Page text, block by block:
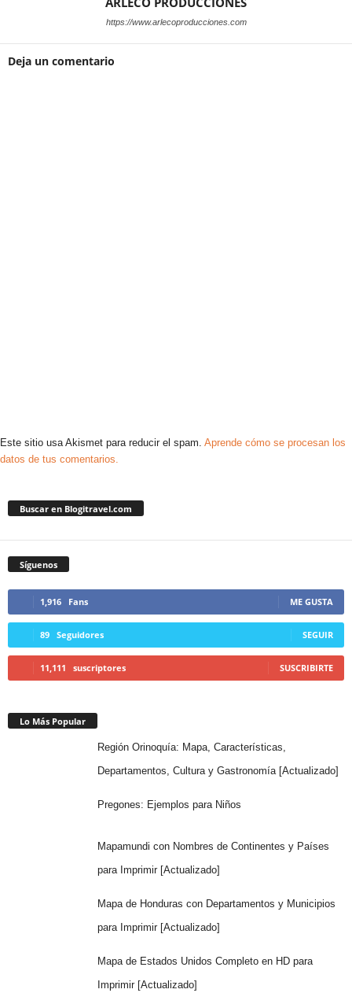
https://www.arlecoproducciones.com
Deja un comentario
Este sitio usa Akismet para reducir el spam. Aprende cómo se procesan los
datos de tus comentarios.
Buscar en Blogitravel.com
Síguenos
1,916 Fans ME GUSTA
89 Seguidores SEGUIR
11,111 suscriptores SUSCRIBIRTE
Lo Más Popular
Región Orinoquía: Mapa, Características,
Departamentos, Cultura y Gastronomía [Actualizado]
Pregones: Ejemplos para Niños
Mapamundi con Nombres de Continentes y Países
para Imprimir [Actualizado]
Mapa de Honduras con Departamentos y Municipios
para Imprimir [Actualizado]
Mapa de Estados Unidos Completo en HD para
Imprimir [Actualizado]